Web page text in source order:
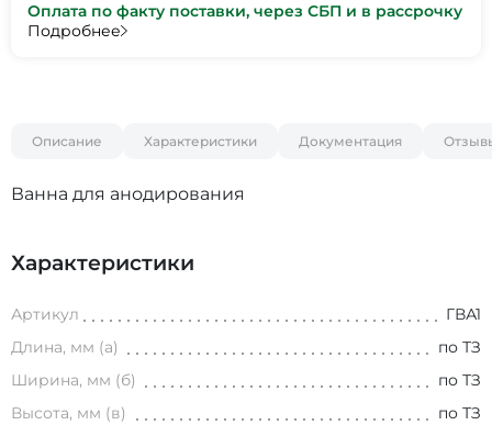
Оплата по факту поставки, через СБП и в рассрочку
Подробнее
Описание Характеристики Документация
Ванна для анодирования
Характеристики
Артикул
ГВА1
Длина, мм (а)
по ТЗ
Ширина, мм (б)
по ТЗ
Высота, мм (в)
по ТЗ